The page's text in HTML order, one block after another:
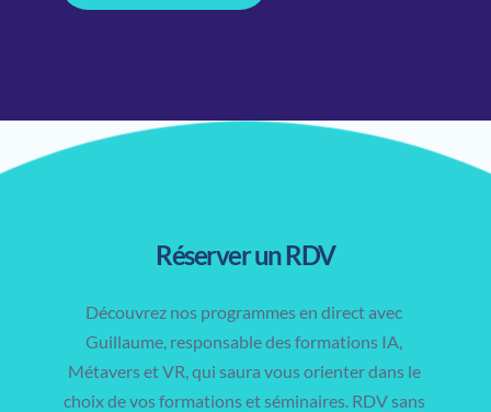
Réserver un RDV
Découvrez nos programmes en direct avec
Guillaume, responsable des formations IA,
Métavers et VR, qui saura vous orienter dans le
choix de vos formations et séminaires. RDV sans